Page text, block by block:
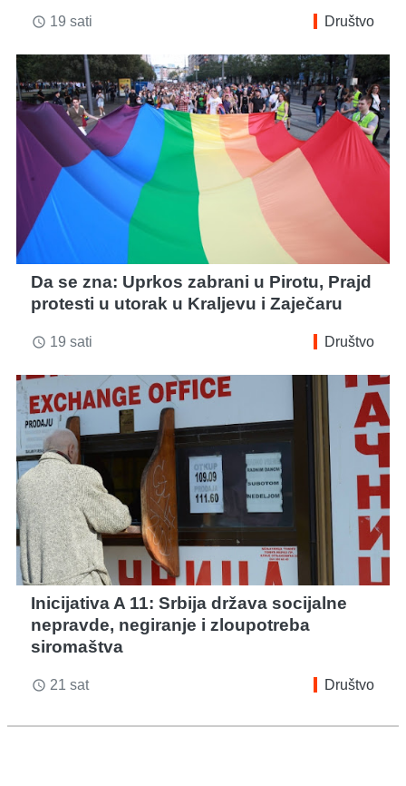
access_time 19 sati Društvo
Da se zna: Uprkos zabrani u Pirotu, Prajd
protesti u utorak u Kraljevu i Zaječaru
access_time 19 sati Društvo
Inicijativa A 11: Srbija država socijalne
nepravde, negiranje i zloupotreba
siromaštva
access_time 21 sat Društvo